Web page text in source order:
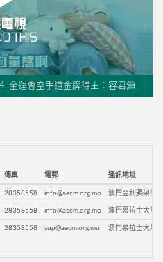
全運會空手道金牌得主：容君灝
傳真 電郵 通訊地址
28358558 info@aecm.org.mo 澳門亞利鴉架街9
28358558 info@aecm.org.mo 澳門慕拉士大馬
28358558 sup@aecm.org.mo 澳門慕拉士大馬